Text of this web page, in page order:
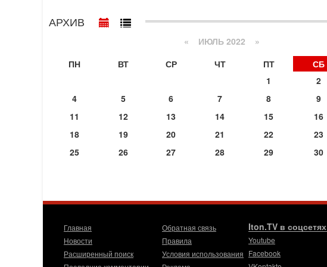
АРХИВ
« ИЮЛЬ 2022 »
ПН
ВТ СР ЧТ ПТ СБ
1
2
4
5 6 7 8 9
11
12 13 14 15 16
18
19 20 21 22 23
25
26 27 28 29 30
Главная
Новости
Расширенный поиск
Обратная связь
Правила
Условия использования
Iton.TV в соцсетях
Youtube
Facebook